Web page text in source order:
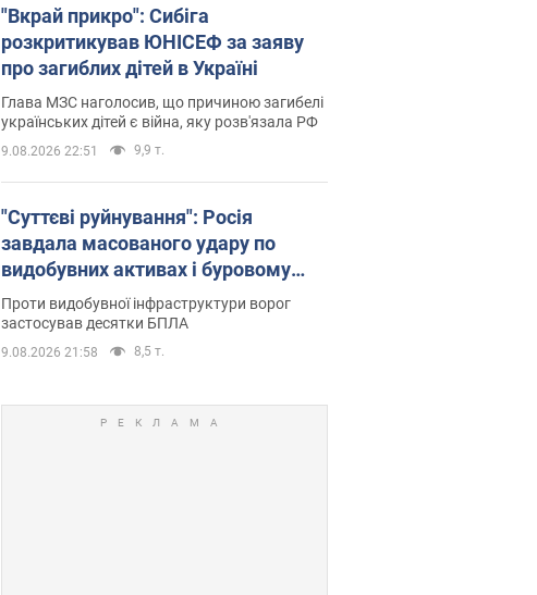
"Вкрай прикро": Сибіга
розкритикував ЮНІСЕФ за заяву
про загиблих дітей в Україні
Глава МЗС наголосив, що причиною загибелі
українських дітей є війна, яку розв'язала РФ
9.08.2026 22:51 9,9 т.
"Суттєві руйнування": Росія
завдала масованого удару по
видобувних активах і буровому
майданчику "Укрнафти"
Проти видобувної інфраструктури ворог
застосував десятки БПЛА
9.08.2026 21:58 8,5 т.